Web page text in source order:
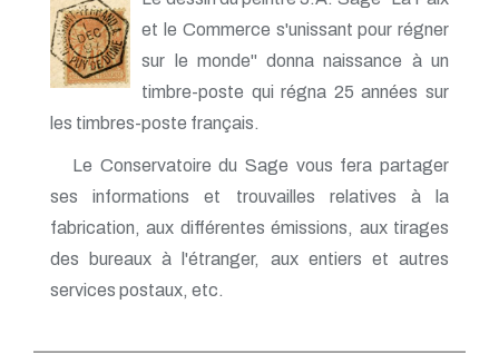
et le Commerce s'unissant pour régner
sur le monde" donna naissance à un
timbre-poste qui régna 25 années sur
les timbres-poste français.
Le Conservatoire du Sage vous fera partager
ses informations et trouvailles relatives à la
fabrication, aux différentes émissions, aux tirages
des bureaux à l'étranger, aux entiers et autres
services postaux, etc.